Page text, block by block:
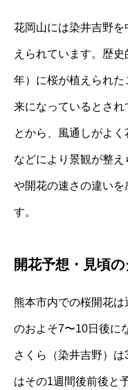
花岡山には染井吉野
えられています。歴
年）に桜が植えられ
来になっているとされ
とから、風通しがよ
などにより景観が整
や開花の速さの違い
す。
開花予想・見頃
熊本市内での桜開花
のおよそ7〜10日後に
さくら（染井吉野）
はその1週間後前後と